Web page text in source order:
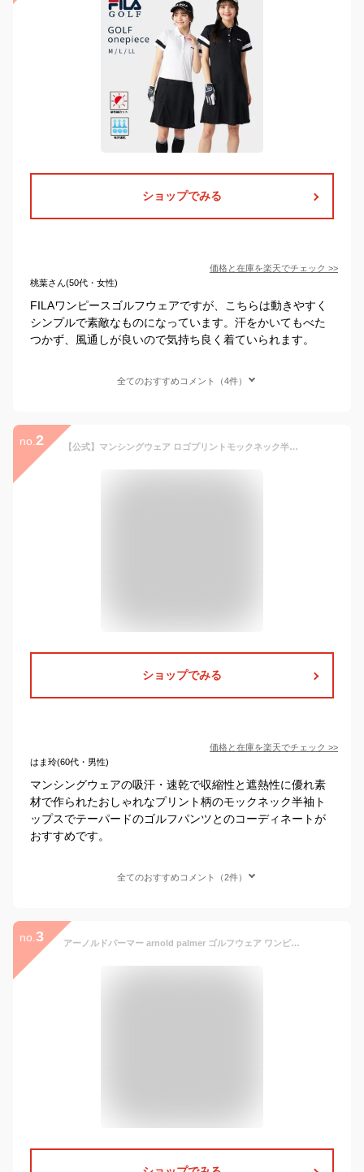
ショップでみる
価格と在庫を楽天でチェック >>
桃葉さん(50代・女性)
FILAワンピースゴルフウェアですが、こちらは動きやすく
シンプルで素敵なものになっています。汗をかいてもべた
つかず、風通しが良いので気持ち良く着ていられます。
全てのおすすめコメント（4件）
no. 2 【公式】マンシングウェア ロゴプリントモックネック半袖シャツ レディース 女性 吸汗速乾 ストレッチ UVカット 高通気 サンスクリーン 遮熱 クーリング効果 シャツ ゴルフ ウェア おしゃれ スポーツ ブランド MG5SHS58L
ショップでみる
価格と在庫を楽天でチェック >>
はま玲(60代・男性)
マンシングウェアの吸汗・速乾で収縮性と遮熱性に優れ素
材で作られたおしゃれなプリント柄のモックネック半袖ト
ップスでテーパードのゴルフパンツとのコーディネートが
おすすめです。
全てのおすすめコメント（2件）
no. 3 アーノルドパーマー arnold palmer ゴルフウェア ワンピース レディース ロゴラインワンピース AP220312F03 【2026年春夏モデル】